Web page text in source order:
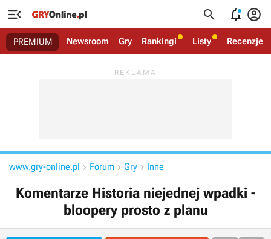
   
PREMIUM Newsroom Gry Rankingi Listy Recenzje
www.gry-online.pl  Forum  Gry  Inne
Komentarze Historia niejednej wpadki -
bloopery prosto z planu